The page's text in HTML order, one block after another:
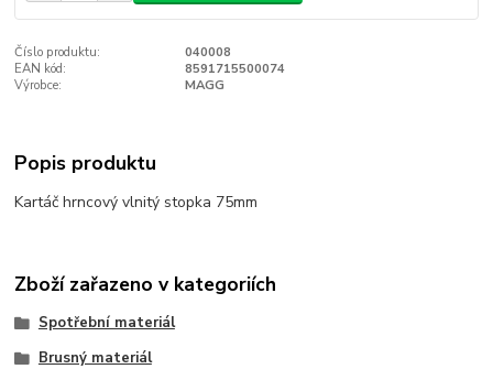
Číslo produktu:
040008
EAN kód:
8591715500074
Výrobce:
MAGG
Popis produktu
Kartáč hrncový vlnitý stopka 75mm
Zboží zařazeno v kategoriích
Spotřební materiál
Brusný materiál